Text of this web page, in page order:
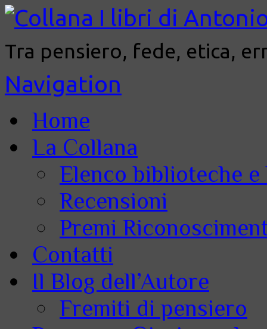
Tra pensiero, fede, etica,
Navigation
Home
La Collana
Elenco biblioteche
Recensioni
Premi
Contatti
Il Blog dell’Autore
Fremiti di pensiero